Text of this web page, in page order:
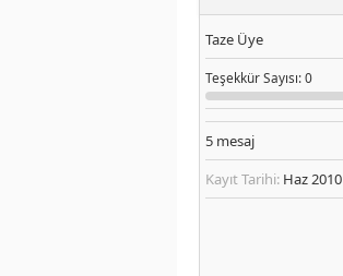
Taze Üye
TeşekkürSayısı: 0
5 mesaj
Kayıt Tarihi: Haz 2010